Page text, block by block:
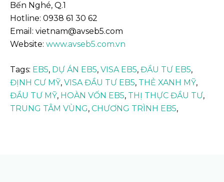
Bến Nghé, Q.1
Hotline: 0938 61 30 62
Email: vietnam@avseb5.com
Website: www.avseb5.com.vn
Tags: EB5, DỰ ÁN EB5, VISA EB5, ĐẦU TƯ EB5,
ĐỊNH CƯ MỸ, VISA ĐẦU TƯ EB5, THẺ XANH MỸ,
ĐẦU TƯ MỸ, HOÀN VỐN EB5, THỊ THỰC ĐẦU TƯ,
TRUNG TÂM VÙNG, CHƯƠNG TRÌNH EB5,